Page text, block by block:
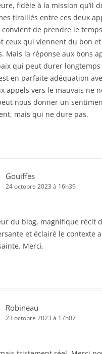
fidèle à la mission qu’il
tiraillés entre ces deux
de prendre le
ceux qui viennent du bon
Mais la réponse aux bons
qui peut durer
en parfaite adéquation
appels vers le mauvais ne
nous donner un
mais qui ne dure pas.
Gouiffes
24 octobre 2023 à 16h39
du blog, magnifique récit
et éclairé le contexte
Merci.
Robineau
23 octobre 2023 à 17h07